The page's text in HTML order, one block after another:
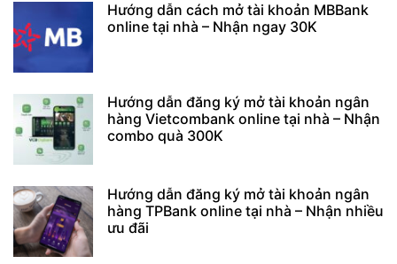
Hướng dẫn cách mở tài khoản MBBank
online tại nhà – Nhận ngay 30K
Hướng dẫn đăng ký mở tài khoản ngân
hàng Vietcombank online tại nhà – Nhận
combo quà 300K
Hướng dẫn đăng ký mở tài khoản ngân
hàng TPBank online tại nhà – Nhận nhiều
ưu đãi